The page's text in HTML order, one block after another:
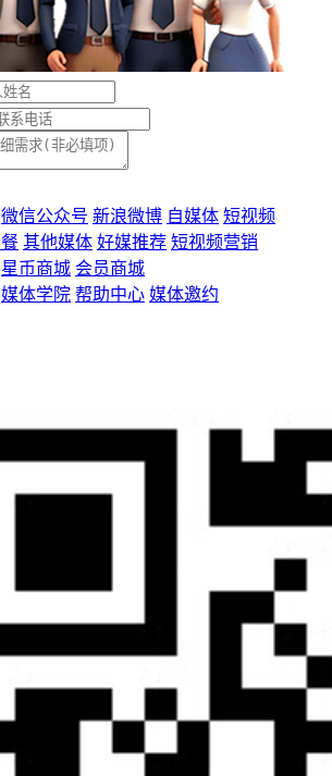
微信公众号 新浪微博 自媒体 短视频
其他媒体 好媒推荐 短视频营销
星币商城 会员商城
媒体学院 帮助中心 媒体邀约